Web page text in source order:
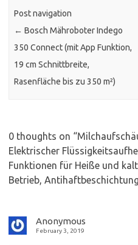
Post navigation
← Bosch Mähroboter Indego
350 Connect (mit App Funktion,
19 cm Schnittbreite,
Rasenfläche bis zu 350 m²)
0 thoughts on “
Elektrischer
Funktionen für Heiße und
Betrieb, Antihaftbeschichtung
Anonymous
February 3, 2019